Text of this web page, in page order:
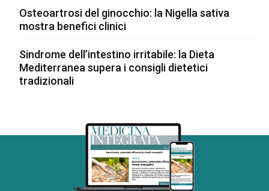
Osteoartrosi del ginocchio: la Nigella sativa
mostra benefici clinici
Sindrome dell’intestino irritabile: la Dieta
Mediterranea supera i consigli dietetici
tradizionali